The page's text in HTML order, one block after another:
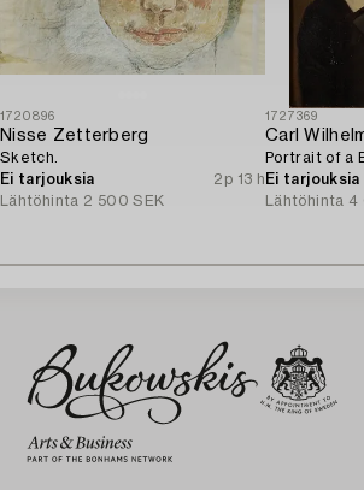
1720896
Nisse Zetterberg
Sketch.
Ei tarjouksia
2p 13 h
Lähtöhinta 2 500 SEK
1727369
Carl
Portrait of a
Ei tarjouksia
Lähtöhinta 4